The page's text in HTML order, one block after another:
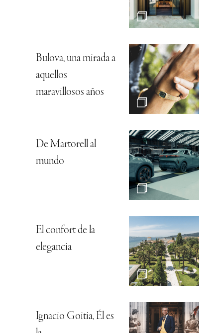
Bulova, una mirada a
aquellos
maravillosos años
De Martorell al
mundo
El confort de la
elegancia
Ignacio Goitia, Él es